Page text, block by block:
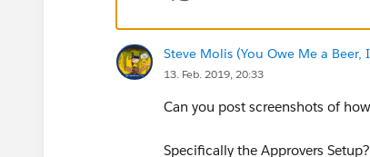
Steve Molis (You Owe Me a Beer,
13. Feb. 2019, 20:33
Can you post screenshots of
Specifically the Approvers Setup?